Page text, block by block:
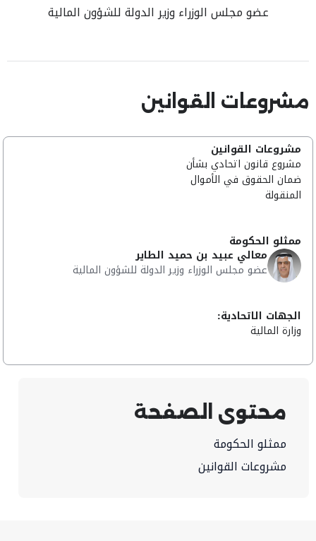
عضو مجلس الوزراء وزير الدولة للشؤون المالية
مشروعات القوانين
مشروعات القوانين
مشروع قانون اتحادي بشأن
ضمان الحقوق في الأموال
المنقولة
ممثلو الحكومة
معالي عبيد بن حميد الطاير
عضو مجلس الوزراء وزير الدولة للشؤون المالية
الجهات الاتحادية:
وزارة المالية
محتوى الصفحة
ممثلو الحكومة
مشروعات القوانين